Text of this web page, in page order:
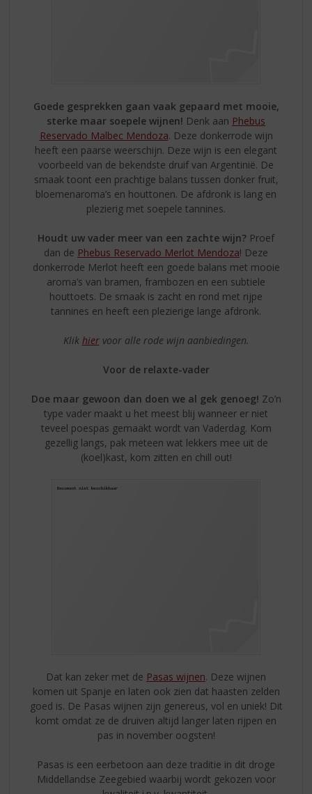
Goede gesprekken gaan vaak gepaard met mooie,
sterke maar soepele wijnen! Denk aan Phebus
Reservado Malbec Mendoza. Deze donkerrode wijn
heeft een paarse weerschijn. Deze wijn is een elegant
voorbeeld van de bekendste druif van Argentinië. De
smaak toont een prachtige balans tussen donker fruit,
bloemenaroma’s en houttonen. De afdronk is lang en
plezierig met soepele tannines.
Houdt uw vader meer van een zachte wijn? Proef
dan de Phebus Reservado Merlot Mendoza! Deze
donkerrode Merlot heeft een goede balans met mooie
aroma’s van bramen, frambozen en een subtiele
houttoets. De smaak is zacht en rond met rijpe
tannines en heeft een plezierige lange afdronk.
Klik hiervoor alle rode wijn aanbiedingen.
Voor de relaxte-vader
Doe maar gewoon dan doen we al gek genoeg! Zo’n
type vader maakt u het meest blij wanneer er niet
teveel poespas gemaakt wordt van Vaderdag. Kom
gezellig langs, pak meteen wat lekkers mee uit de
(koel)kast, kom zitten en chill out!
Dat kan zeker met de Pasas wijnen. Deze wijnen
komen uit Spanje en laten ook zien dat haasten zelden
goed is. De Pasas wijnen zijn genereus, vol en uniek! Dit
komt omdat ze de druiven altijd langer laten rijpen en
pas in november oogsten!
Pasas is een eerbetoon aan deze traditie in dit droge
Middellandse Zeegebied waarbij wordt gekozen voor